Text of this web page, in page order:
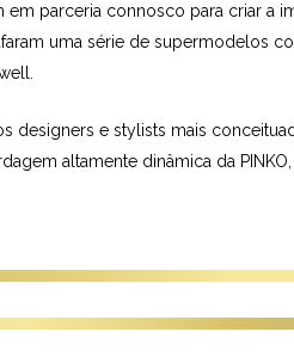
parceria connosco para criar a
uma série de supermodelos
e stylists mais
altamente dinâmica da